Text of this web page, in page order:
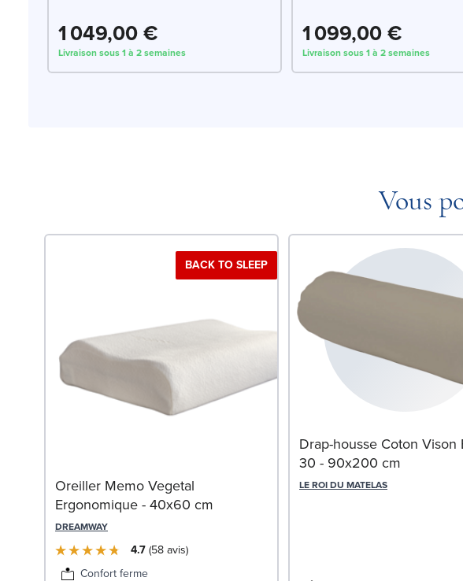
1 049,00 €
Livraison sous 1 à 2 semaines
1 099,00 €
Livraison sous 1 à 2 semaines
Vous
sapin blanc
BACK TO SLEEP
Oreiller Memo Vegetal
Ergonomique - 40x60 cm
DREAMWAY
4.7 58avis
Confort ferme
Drap-housse Coton Vison
30 - 90x200 cm
LE ROI DU MATELAS